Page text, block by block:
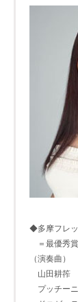
◆多摩フレッ
＝最優秀
（演奏曲）
山田耕筰
プッチー